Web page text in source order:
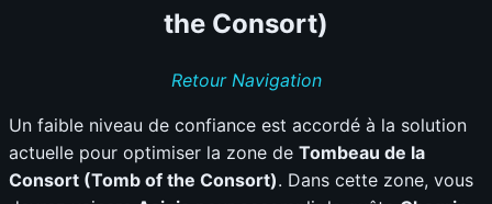
the Consort)
Retour Navigation
Un faible niveau de confiance est accordé à la solution
actuelle pour optimiser la zone de Tombeau de la
Consort (Tomb of the Consort). Dans cette zone, vous